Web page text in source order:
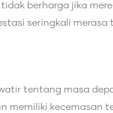
berharga jika
seringkali merasa
tentang masa
memiliki kecemasan